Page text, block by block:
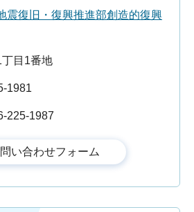
震復旧・復興推進部創造的復興
目1番地
1981
225-1987